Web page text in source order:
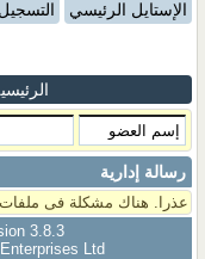
الإستايل الرئيسي التسجيل
رسالة إدارية
عذرا. هناك مشكلة فى ملفات
3.8.3
Ltd.